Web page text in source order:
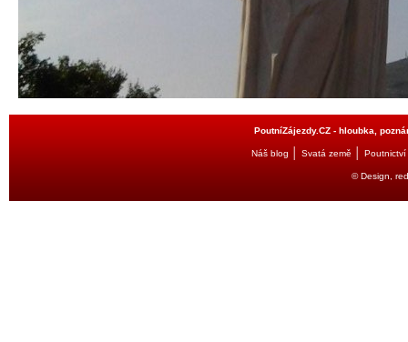
PoutníZájezdy.CZ - hloubka,
Náš blog Svatá země Poutnictví
© Design,